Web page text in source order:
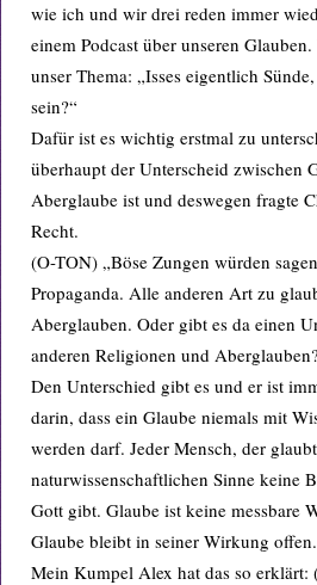
wie ich und wir drei reden immer
einem Podcast über unseren
unser Thema: „Isses eigentlich
sein?“
Dafür ist es wichtig erstmal zu
überhaupt der Unterscheid zwischen
Aberglaube ist und deswegen fragte
Recht.
(O-TON) „Böse Zungen würden
Propaganda. Alle anderen Art zu
Aberglauben. Oder gibt es da einen
anderen Religionen und
Den Unterschied gibt es und er ist
darin, dass ein Glaube niemals mit
werden darf. Jeder Mensch, der
naturwissenschaftlichen Sinne keine
Gott gibt. Glaube ist keine messbare
Glaube bleibt in seiner Wirkung offen.
Mein Kumpel Alex hat das so erklärt: